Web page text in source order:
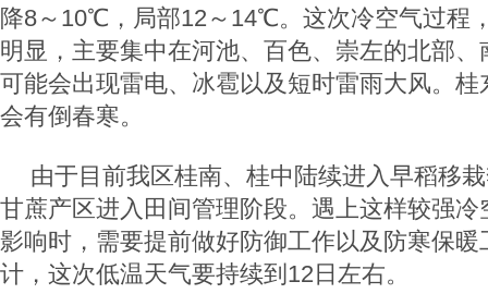
降8～10℃，局部12～14℃。这次冷空气过程
明显，主要集中在河池、百色、崇左的北部
可能会出现雷电、冰雹以及短时雷雨大风。
会有倒春寒。
由于目前我区桂南、桂中陆续进入早稻移
甘蔗产区进入田间管理阶段。遇上这样较强
影响时，需要提前做好防御工作以及防寒保
计，这次低温天气要持续到12日左右。